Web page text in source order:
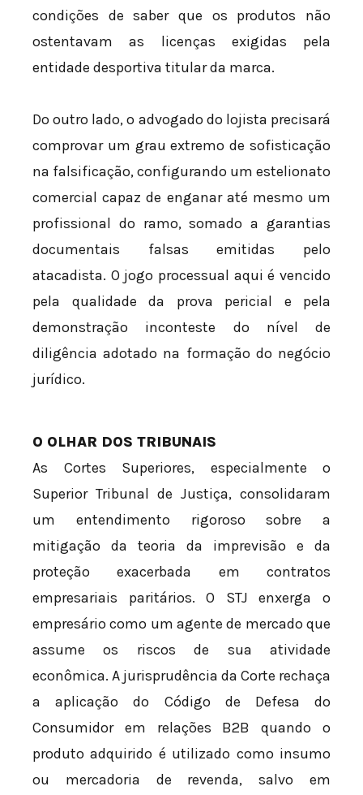
condições de saber que os produtos não
ostentavam as licenças exigidas pela
entidade desportiva titular da marca.
Do outro lado, o advogado do lojista precisará
comprovar um grau extremo de sofisticação
na falsificação, configurando um estelionato
comercial capaz de enganar até mesmo um
profissional do ramo, somado a garantias
documentais falsas emitidas pelo
atacadista. O jogo processual aqui é vencido
pela qualidade da prova pericial e pela
demonstração inconteste do nível de
diligência adotado na formação do negócio
jurídico.
O OLHAR DOS TRIBUNAIS
As Cortes Superiores, especialmente o
Superior Tribunal de Justiça, consolidaram
um entendimento rigoroso sobre a
mitigação da teoria da imprevisão e da
proteção exacerbada em contratos
empresariais paritários. O STJ enxerga o
empresário como um agente de mercado que
assume os riscos de sua atividade
econômica. A jurisprudência da Corte rechaça
a aplicação do Código de Defesa do
Consumidor em relações B2B quando o
produto adquirido é utilizado como insumo
ou mercadoria de revenda, salvo em